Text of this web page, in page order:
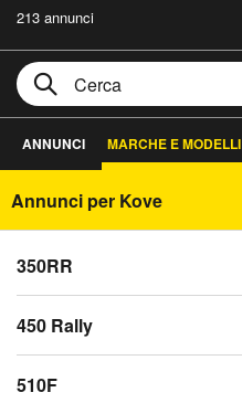
213 annunci
ANNUNCI MARCHE E MODELLI
Annunci per Kove
350RR
450 Rally
510F